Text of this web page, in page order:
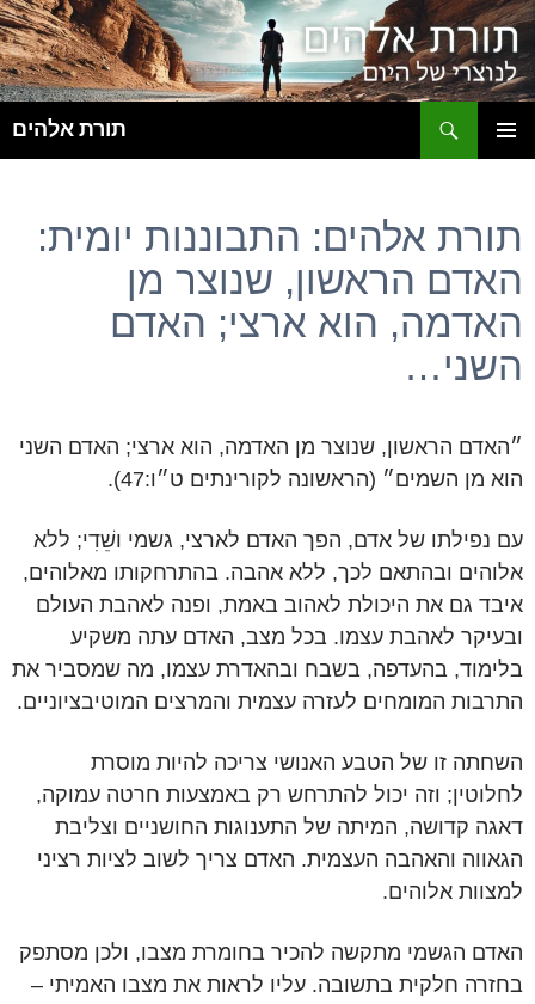
תורת אלהים
תורת אלהים: התבוננות יומית:
האדם הראשון, שנוצר מן
האדמה, הוא ארצי; האדם
השני…
״האדם הראשון, שנוצר מן האדמה, הוא ארצי; האדם השני
הוא מן השמים״ (הראשונה לקורינתים ט״ו:47).
עם נפילתו של אדם, הפך האדם לארצי, גשמי ושֵׁדִי; ללא
אלוהים ובהתאם לכך, ללא אהבה. בהתרחקותו מאלוהים,
איבד גם את היכולת לאהוב באמת, ופנה לאהבת העולם
ובעיקר לאהבת עצמו. בכל מצב, האדם עתה משקיע
בלימוד, בהעדפה, בשבח ובהאדרת עצמו, מה שמסביר את
התרבות המומחים לעזרה עצמית והמרצים המוטיבציוניים.
השחתה זו של הטבע האנושי צריכה להיות מוסרת
לחלוטין; וזה יכול להתרחש רק באמצעות חרטה עמוקה,
דאגה קדושה, המיתה של התענוגות החושניים וצליבת
הגאווה והאהבה העצמית. האדם צריך לשוב לציות רציני
למצוות אלוהים.
האדם הגשמי מתקשה להכיר בחומרת מצבו, ולכן מסתפק
בחזרה חלקית בתשובה. עליו לראות את מצבו האמיתי –